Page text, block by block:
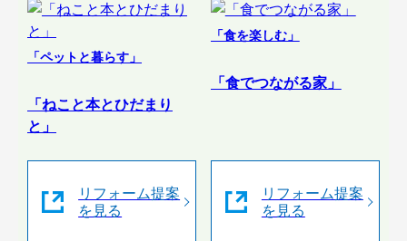
「ペットと暮らす」
「ねこと本とひだまり
と」
リフォーム提案
を見る
「食を楽しむ」
「食でつながる家」
リフォーム提案
を見る